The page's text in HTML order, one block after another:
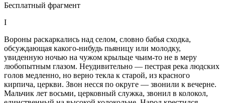
Бесплатный фрагмент
I
Вороны раскаркались над селом, словно бабья сходка,
обсуждающая какого-нибудь пьяницу или молодку,
увиденную ночью на чужом крыльце чьим-то не в меру
любопытным глазом. Неудивительно — пестрая река людских
голов медленно, но верно текла к старой, из красного
кирпича, церкви. Звон несся по округе — звонили к вечерне.
Мальчик лет восьми, церковный служка, звонил в колокол,